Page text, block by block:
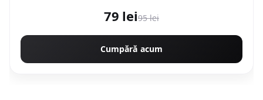
79 lei95 lei
Cumpără acum